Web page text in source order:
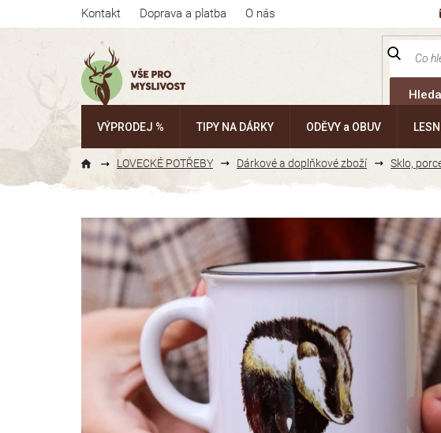
Kontakt Doprava a platba O nás
VÝPRODEJ % TIPY NA DÁRKY ODĚVY a OBUV
LOVECKÉ POTŘEBY Dárkové a doplňkové zboží Sklo,